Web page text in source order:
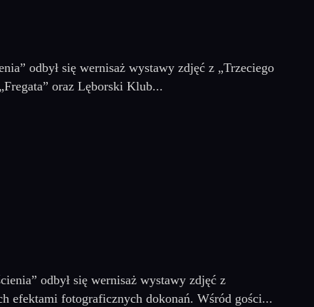
odbył się wernisaż wystawy zdjęć z „Trzeciego
oraz Lęborski Klub...
odbył się wernisaż wystawy zdjęć z
efektami fotograficznych dokonań. Wśród gości...